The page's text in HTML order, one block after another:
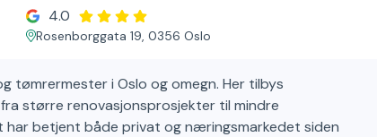
4.0
Rosenborggata 19, 0356 Oslo
tømrermester i Oslo og omegn. Her tilbys
større renovasjonsprosjekter til mindre
har betjent både privat og næringsmarkedet siden